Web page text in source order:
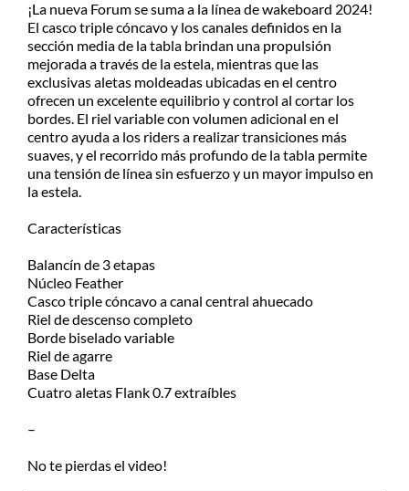
Consultá el costo con tu código
postal en el producto a comprar
Despachamos dentro de las 24hs
de realizada la compra. Recibilo de
2 a 5 días.
-
Nivel
Avanzado
cantidad
¡La nueva Forum se suma a la línea de wakeboard 2024!
El casco triple cóncavo y los canales definidos en la
sección media de la tabla brindan una propulsión
mejorada a través de la estela, mientras que las
exclusivas aletas moldeadas ubicadas en el centro
ofrecen un excelente equilibrio y control al cortar los
bordes. El riel variable con volumen adicional en el
centro ayuda a los riders a realizar transiciones más
suaves, y el recorrido más profundo de la tabla permite
una tensión de línea sin esfuerzo y un mayor impulso en
la estela.
Características
Balancín de 3 etapas
Núcleo Feather
Casco triple cóncavo a canal central ahuecado
Riel de descenso completo
Borde biselado variable
Riel de agarre
Base Delta
Cuatro aletas Flank 0.7 extraíbles
–
No te pierdas el video!